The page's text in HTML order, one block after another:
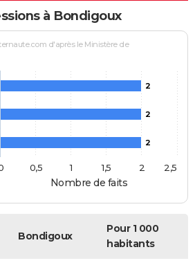
à Bondigoux
Nombre de faits
d'après le Ministère de
2
2
2
0,5 1 1,5 2 2,5
Bondigoux
Pour 1 000
habitants